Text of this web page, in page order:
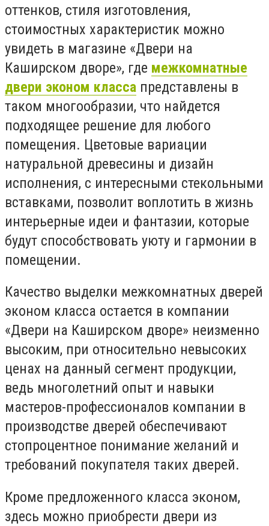
оттенков, стиля изготовления,
стоимостных характеристик можно
увидеть в магазине «Двери на
Каширском дворе», где межкомнатные
двери эконом класса представлены в
таком многообразии, что найдется
подходящее решение для любого
помещения. Цветовые вариации
натуральной древесины и дизайн
исполнения, с интересными стекольными
вставками, позволит воплотить в жизнь
интерьерные идеи и фантазии, которые
будут способствовать уюту и гармонии в
помещении.
Качество выделки межкомнатных дверей
эконом класса остается в компании
«Двери на Каширском дворе» неизменно
высоким, при относительно невысоких
ценах на данный сегмент продукции,
ведь многолетний опыт и навыки
мастеров-профессионалов компании в
производстве дверей обеспечивают
стопроцентное понимание желаний и
требований покупателя таких дверей.
Кроме предложенного класса эконом,
здесь можно приобрести двери из